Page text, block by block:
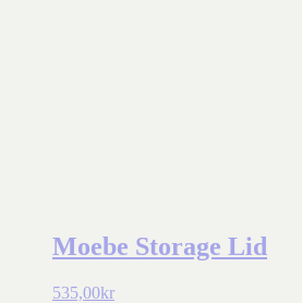
Moebe Storage Lid
535,00kr